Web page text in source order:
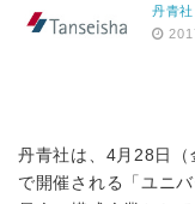
丹青社
丹青社は、4月28日（
で開催される「ユニ